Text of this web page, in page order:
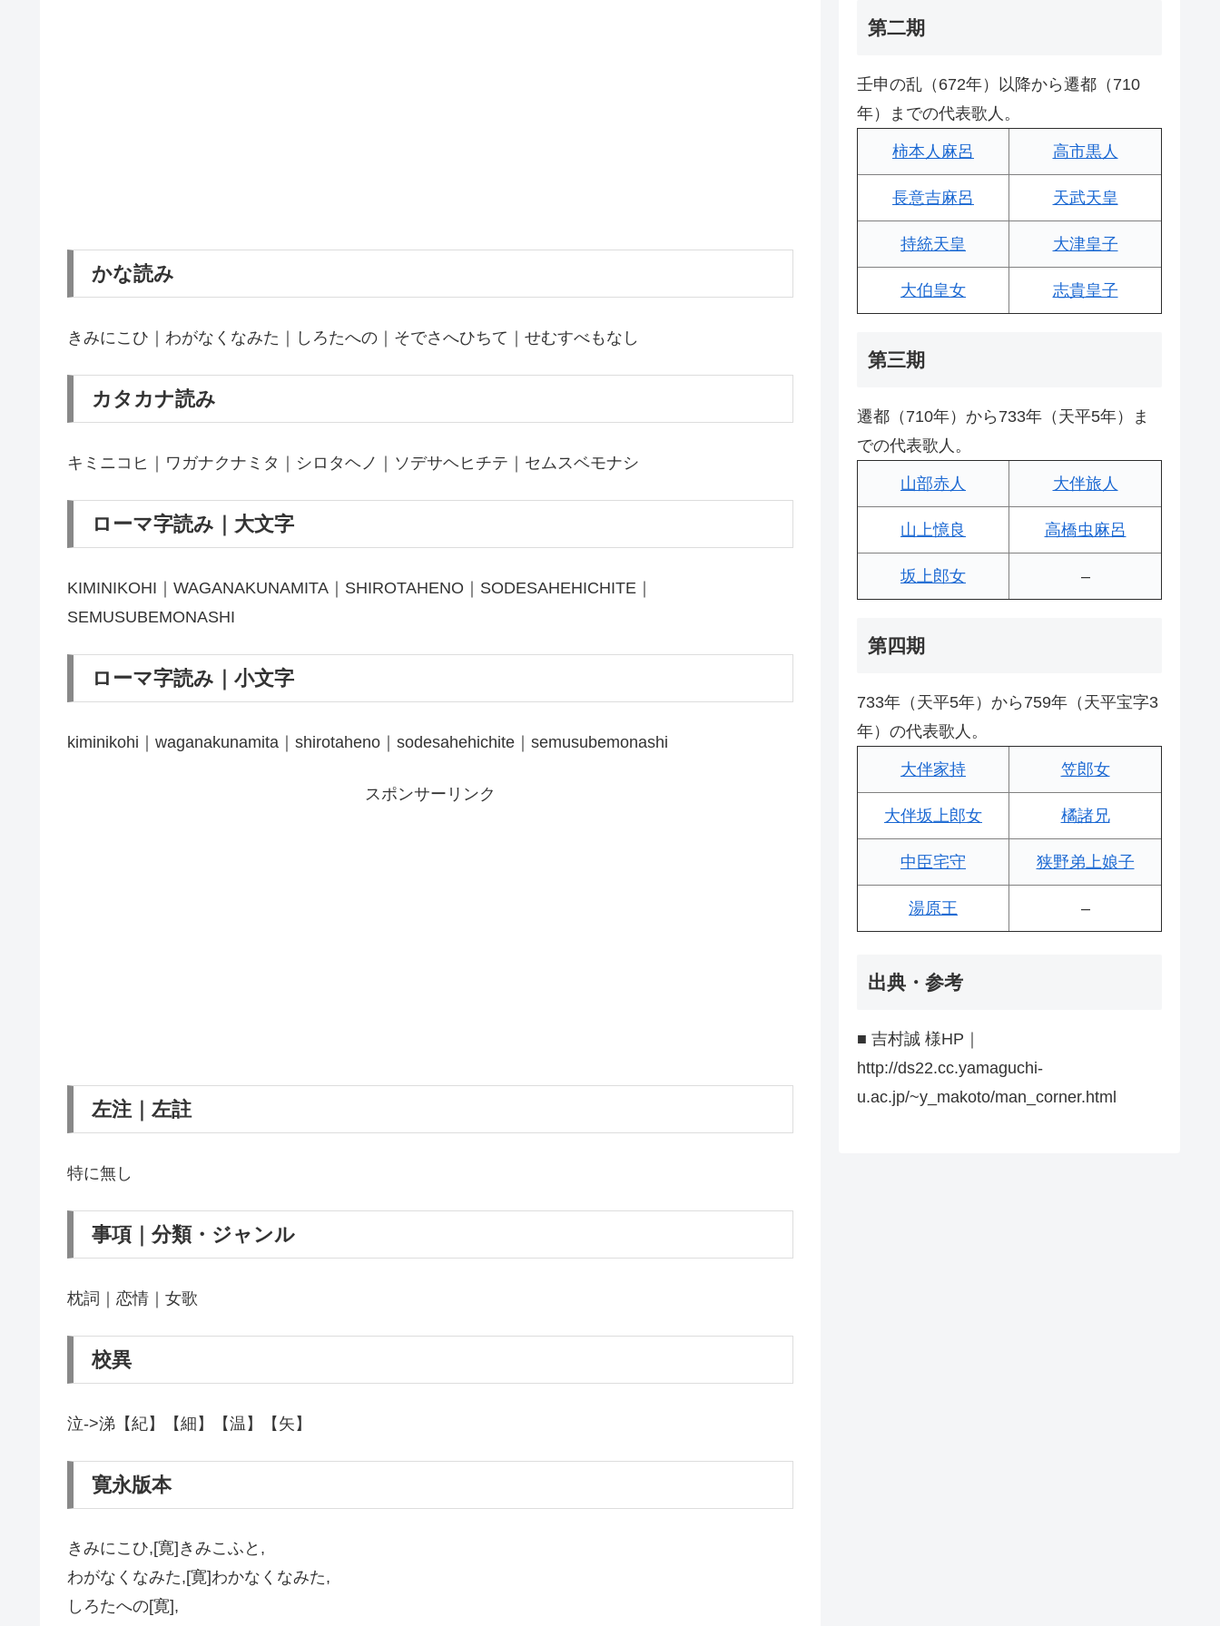
かな読み
きみにこひ｜わがなくなみた｜しろたへの｜そでさへひちて｜せむすべもなし
カタカナ読み
キミニコヒ｜ワガナクナミタ｜シロタヘノ｜ソデサヘヒチテ｜セムスベモナシ
ローマ字読み｜大文字
KIMINIKOHI｜WAGANAKUNAMITA｜SHIROTAHENO｜SODESAHEHICHITE｜
SEMUSUBEMONASHI
ローマ字読み｜小文字
kiminikohi｜waganakunamita｜shirotaheno｜sodesahehichite｜semusubemonashi
スポンサーリンク
左注｜左註
特に無し
事項｜分類・ジャンル
枕詞｜恋情｜女歌
校異
泣->涕【紀】【細】【温】【矢】
寛永版本
きみにこひ,[寛]きみこふと,
わがなくなみた,[寛]わかなくなみた,
しろたへの[寛],
第二期
壬申の乱（672年）以降から遷都（710
年）までの代表歌人。
柿本人麻呂 高市黒人
長意吉麻呂 天武天皇
持統天皇 大津皇子
大伯皇女 志貴皇子
第三期
遷都（710年）から733年（天平5年）ま
での代表歌人。
山部赤人 大伴旅人
山上憶良 高橋虫麻呂
坂上郎女 –
第四期
733年（天平5年）から759年（天平宝字3
年）の代表歌人。
大伴家持 笠郎女
大伴坂上郎女 橘諸兄
中臣宅守 狭野弟上娘子
湯原王 –
出典・参考
■ 吉村誠 様HP｜
http://ds22.cc.yamaguchi-
u.ac.jp/~y_makoto/man_corner.html